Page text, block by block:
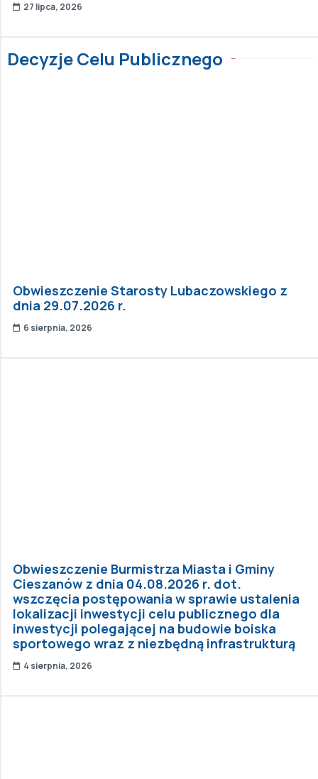
27 lipca, 2026
Decyzje Celu Publicznego
Obwieszczenie Starosty Lubaczowskiego z
dnia 29.07.2026 r.
6 sierpnia, 2026
Obwieszczenie Burmistrza Miasta i Gminy
Cieszanów z dnia 04.08.2026 r. dot.
wszczęcia postępowania w sprawie ustalenia
lokalizacji inwestycji celu publicznego dla
inwestycji polegającej na budowie boiska
sportowego wraz z niezbędną infrastrukturą
4 sierpnia, 2026